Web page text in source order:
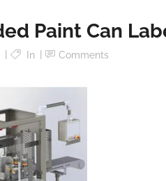
Paint Can
In Comments